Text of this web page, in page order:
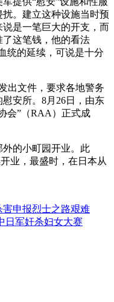
。建立这种设施当时预
是一笔巨大的开支，而
这笔钱，他的看法
统的延续，可说是十分
出文件，要求各地警务
安所。8月26日，由东
会”（RAA）正式成
的小町园开业。此
业，最盛时，在日本从
申报烈士之路艰难
日军奸杀妇女大赛